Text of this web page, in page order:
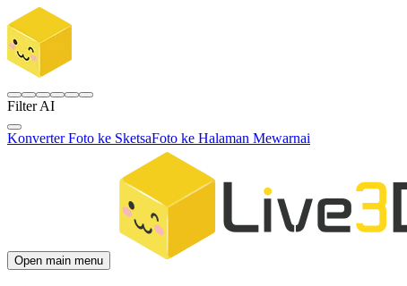
Filter AI
Konverter Foto ke SketsaFoto ke Halaman Mewarnai
Open main menu